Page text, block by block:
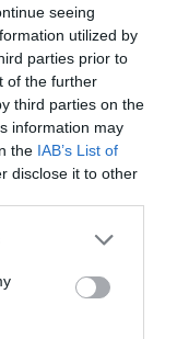
seeing
utilized by
parties prior to
of the further
third parties on the
information may
the IAB’s List of
disclose it to other
or more Google
You may click to
party tags to
in below Google
is…